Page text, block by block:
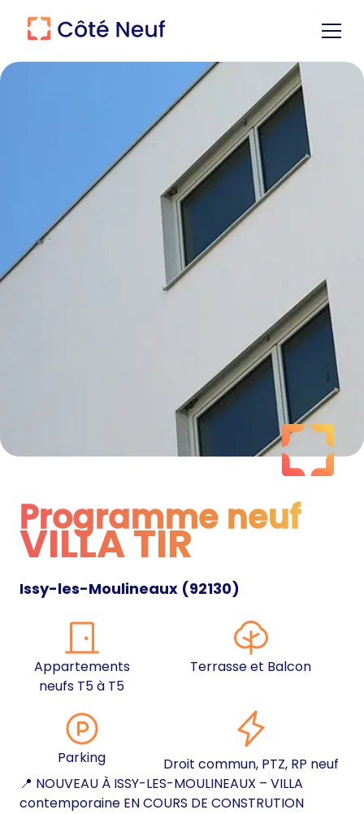
Programme neuf
Programme neuf
VILLA TIR
Issy-les-Moulineaux (92130)
Appartements
neufs T5 à T5
Terrasse et Balcon
Parking
Droit commun, PTZ, RP neuf
📍 NOUVEAU À ISSY-LES-MOULINEAUX – VILLA
contemporaine EN COURS DE CONSTRUTION